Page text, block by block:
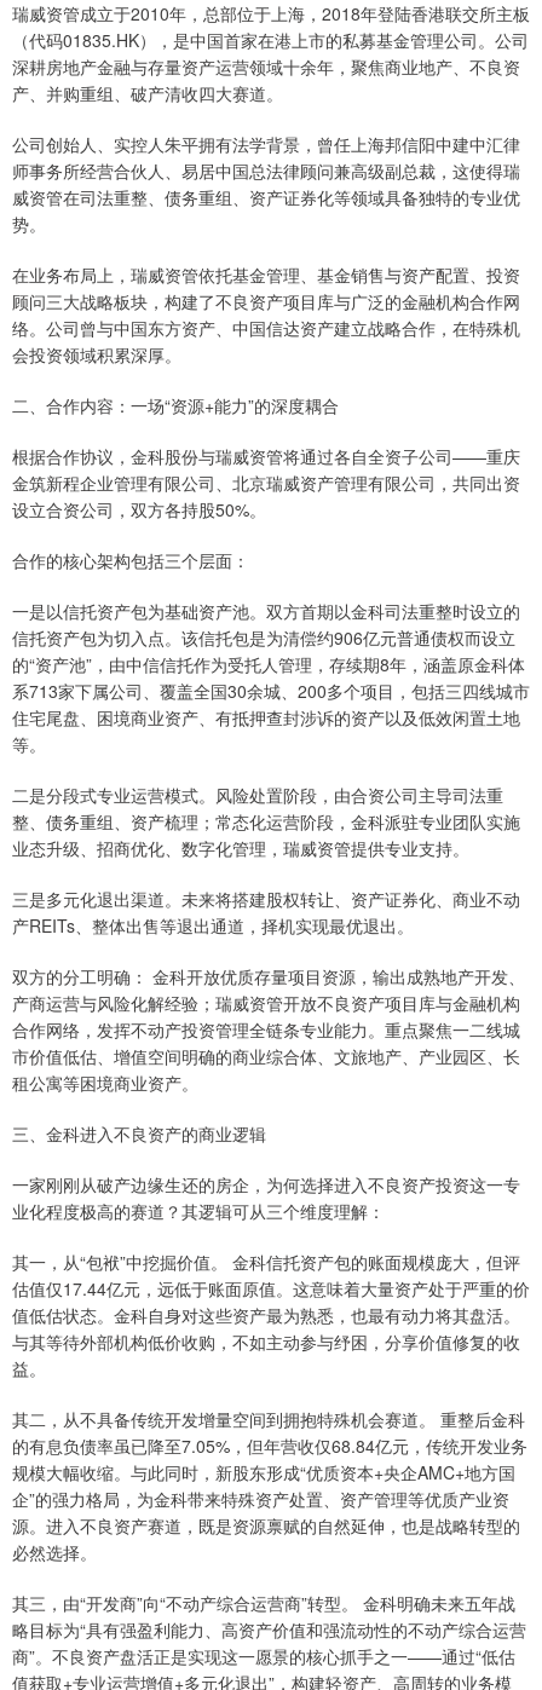
瑞威资管成立于2010年，总部位于上海，2018年登陆香港联交所主板
（代码01835.HK），是中国首家在港上市的私募基金管理公司。公司
深耕房地产金融与存量资产运营领域十余年，聚焦商业地产、不良资
产、并购重组、破产清收四大赛道。
公司创始人、实控人朱平拥有法学背景，曾任上海邦信阳中建中汇律
师事务所经营合伙人、易居中国总法律顾问兼高级副总裁，这使得瑞
威资管在司法重整、债务重组、资产证券化等领域具备独特的专业优
势。
在业务布局上，瑞威资管依托基金管理、基金销售与资产配置、投资
顾问三大战略板块，构建了不良资产项目库与广泛的金融机构合作网
络。公司曾与中国东方资产、中国信达资产建立战略合作，在特殊机
会投资领域积累深厚。
二、合作内容：一场“资源+能力”的深度耦合
根据合作协议，金科股份与瑞威资管将通过各自全资子公司——重庆
金筑新程企业管理有限公司、北京瑞威资产管理有限公司，共同出资
设立合资公司，双方各持股50%。
合作的核心架构包括三个层面：
一是以信托资产包为基础资产池。双方首期以金科司法重整时设立的
信托资产包为切入点。该信托包是为清偿约906亿元普通债权而设立
的“资产池”，由中信信托作为受托人管理，存续期8年，涵盖原金科体
系713家下属公司、覆盖全国30余城、200多个项目，包括三四线城市
住宅尾盘、困境商业资产、有抵押查封涉诉的资产以及低效闲置土地
等。
二是分段式专业运营模式。风险处置阶段，由合资公司主导司法重
整、债务重组、资产梳理；常态化运营阶段，金科派驻专业团队实施
业态升级、招商优化、数字化管理，瑞威资管提供专业支持。
三是多元化退出渠道。未来将搭建股权转让、资产证券化、商业不动
产REITs、整体出售等退出通道，择机实现最优退出。
双方的分工明确： 金科开放优质存量项目资源，输出成熟地产开发、
产商运营与风险化解经验；瑞威资管开放不良资产项目库与金融机构
合作网络，发挥不动产投资管理全链条专业能力。重点聚焦一二线城
市价值低估、增值空间明确的商业综合体、文旅地产、产业园区、长
租公寓等困境商业资产。
三、金科进入不良资产的商业逻辑
一家刚刚从破产边缘生还的房企，为何选择进入不良资产投资这一专
业化程度极高的赛道？其逻辑可从三个维度理解：
其一，从“包袱”中挖掘价值。 金科信托资产包的账面规模庞大，但评
估值仅17.44亿元，远低于账面原值。这意味着大量资产处于严重的价
值低估状态。金科自身对这些资产最为熟悉，也最有动力将其盘活。
与其等待外部机构低价收购，不如主动参与纾困，分享价值修复的收
益。
其二，从不具备传统开发增量空间到拥抱特殊机会赛道。 重整后金科
的有息负债率虽已降至7.05%，但年营收仅68.84亿元，传统开发业务
规模大幅收缩。与此同时，新股东形成“优质资本+央企AMC+地方国
企”的强力格局，为金科带来特殊资产处置、资产管理等优质产业资
源。进入不良资产赛道，既是资源禀赋的自然延伸，也是战略转型的
必然选择。
其三，由“开发商”向“不动产综合运营商”转型。 金科明确未来五年战
略目标为“具有强盈利能力、高资产价值和强流动性的不动产综合运营
商”。不良资产盘活正是实现这一愿景的核心抓手之一——通过“低估
值获取+专业运营增值+多元化退出”，构建轻资产、高周转的业务模